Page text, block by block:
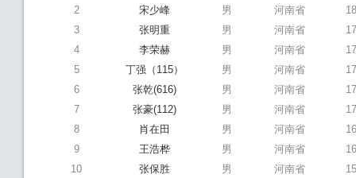
2
宋少峰 男 河南省
3
张明重 男 河南省
4
李荣赫 男 河南省
5
丁强（115） 男 河南省
6
张乾(616) 男 河南省
7
张豪(112) 男 河南省
8
肖在田 男 河南省
9
王浩桦 男 河南省
10
张保胜 男 河南省